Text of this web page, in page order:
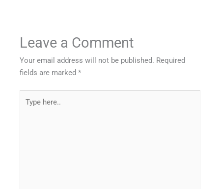
Leave a Comment
Your email address will not be published. Required
fields are marked*
here..